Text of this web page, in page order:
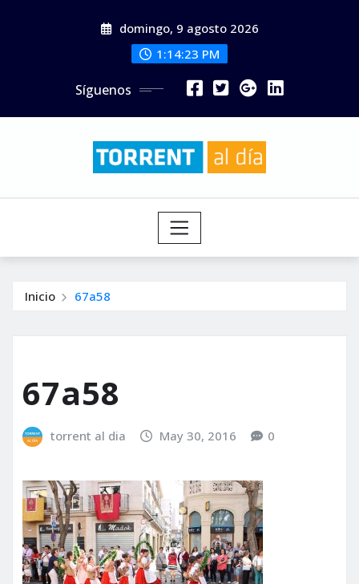
domingo, 9 agosto 2026
1:14:24 PM
Síguenos
Inicio 67a58
67a58
torrent al dia May 30, 2016 0